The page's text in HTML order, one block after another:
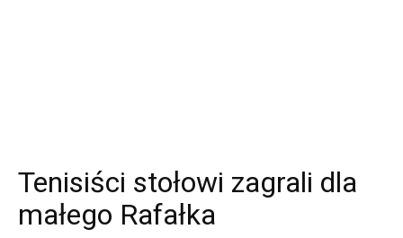
Tenisiści stołowi zagrali dla
małego Rafałka